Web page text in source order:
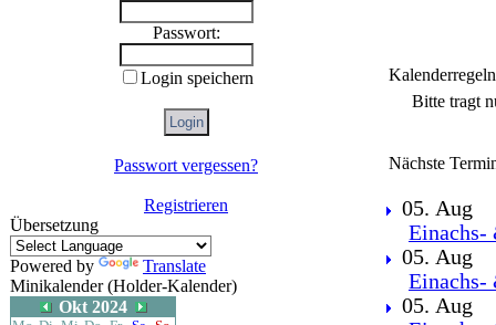
Passwort:
Login speichern
Passwort vergessen?
Registrieren
Übersetzung
Powered by
Translate
Minikalender (Holder-Kalender)
Okt 2024
Kalenderregeln
Bitte tragt
Nächste
05. Aug
Einachs-
05. Aug
Einachs-
05. Aug